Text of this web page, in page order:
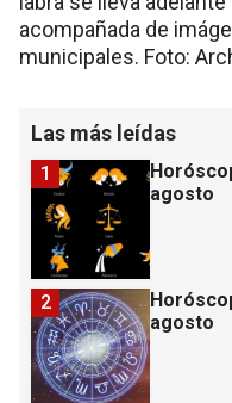
acompañada de
municipales. Foto:
Las más leídas
agosto
1
agosto
2